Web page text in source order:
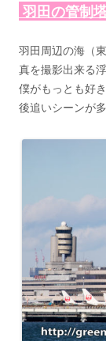
羽田の管制
羽田周辺の海（
真を撮影出来る
僕がもっとも好
後追いシーンが